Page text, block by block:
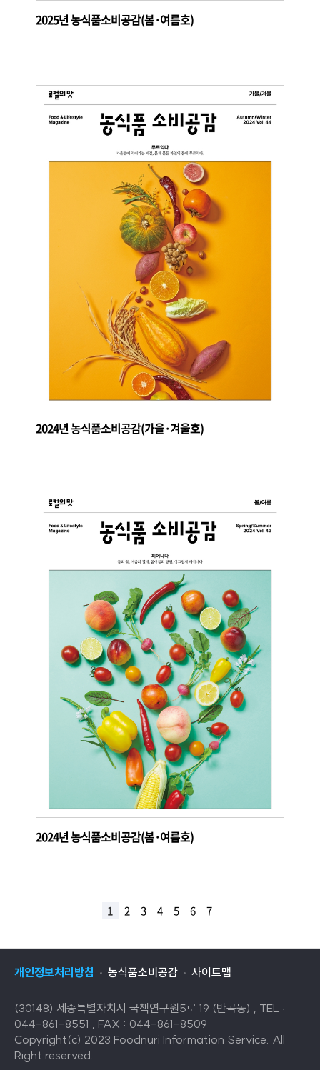
2025년 농식품소비공감(봄·여름호)
2024년 농식품소비공감(가을·겨울호)
2024년 농식품소비공감(봄·여름호)
1 2 3 4 5 6 7
개인정보처리방침 농식품소비공감 사이트맵
(30148) 세종특별자치시 국책연구원5로 19 (반곡동) , TEL :
044-861-8551 , FAX : 044-861-8509
Copyright(c) 2023 Foodnuri Information Service. All
Right reserved.